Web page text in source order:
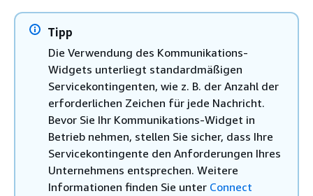
Tipp
Die Verwendung des Kommunikations-
Widgets unterliegt standardmäßigen
Servicekontingenten, wie z. B. der Anzahl der
erforderlichen Zeichen für jede Nachricht.
Bevor Sie Ihr Kommunikations-Widget in
Betrieb nehmen, stellen Sie sicher, dass Ihre
Servicekontingente den Anforderungen Ihres
Unternehmens entsprechen. Weitere
Informationen finden Sie unter Connect